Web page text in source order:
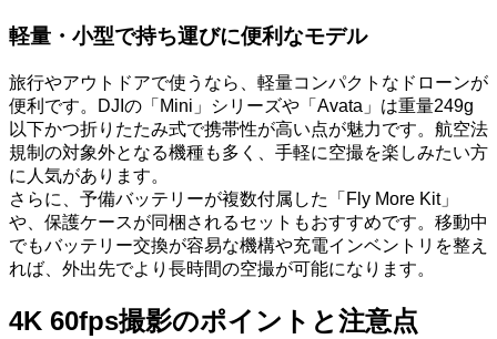
軽量・小型で持ち運びに便利なモデル
旅行やアウトドアで使うなら、軽量コンパクトなドローンが
便利です。DJIの「Mini」シリーズや「Avata」は重量249g
以下かつ折りたたみ式で携帯性が高い点が魅力です。航空法
規制の対象外となる機種も多く、手軽に空撮を楽しみたい方
に人気があります。
さらに、予備バッテリーが複数付属した「Fly More Kit」
や、保護ケースが同梱されるセットもおすすめです。移動中
でもバッテリー交換が容易な機構や充電インベントリを整え
れば、外出先でより長時間の空撮が可能になります。
4K 60fps撮影のポイントと注意点